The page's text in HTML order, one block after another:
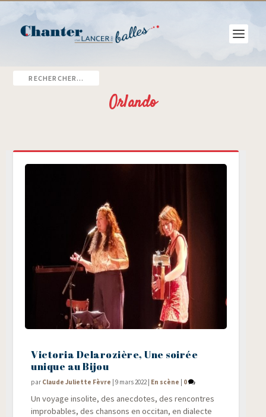
Orlando
Victoria Delarozière, Une soirée
unique au Bijou
par Claude Juliette Fèvre |9 mars 2022 | En scène | 0
Un voyage inso­lite, des anec­dotes, des ren­contres
impro­bables, des chan­sons en occi­tan, en dia­lecte